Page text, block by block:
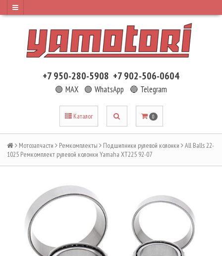
+7 950-280-5908 +7 902-506-0604
🟢 MAX 🟢 WhatsApp 🔵 Telegram
Каталог 0
Мотозапчасти Ремкомплекты Подшипники рулевой колонки
All Balls 22-
1025 Ремкомплект рулевой колонки Yamaha XT225 92-07